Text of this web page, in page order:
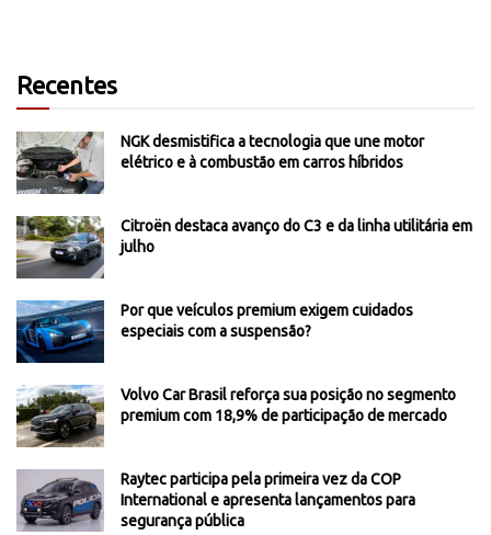
Recentes
NGK desmistifica a tecnologia que une motor
elétrico e à combustão em carros híbridos
Citroën destaca avanço do C3 e da linha utilitária em
julho
Por que veículos premium exigem cuidados
especiais com a suspensão?
Volvo Car Brasil reforça sua posição no segmento
premium com 18,9% de participação de mercado
Raytec participa pela primeira vez da COP
International e apresenta lançamentos para
segurança pública